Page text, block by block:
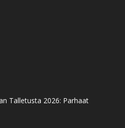
Talletusta 2026: Parhaat